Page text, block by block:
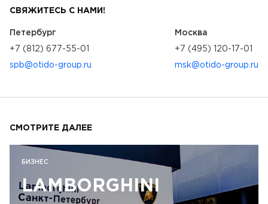
СВЯЖИТЕСЬ С НАМИ!
Петербург
+7 (812) 677-55-01
spb@otido-group.ru
Москва
+7 (495) 120-17-01
msk@otido-group.ru
СМОТРИТЕ ДАЛЕЕ
БИЗНЕС
LAMBORGHINI